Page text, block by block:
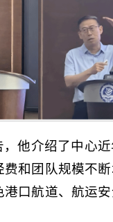
他介绍了中心
和团队规模不
口航道、航运